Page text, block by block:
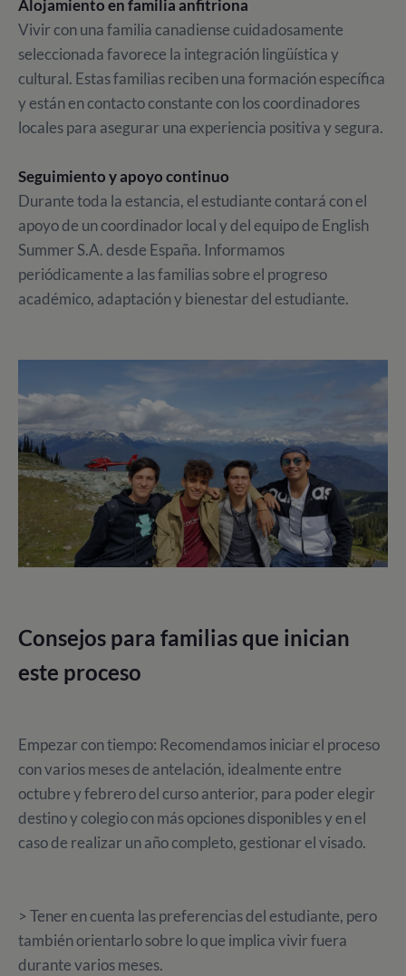
Alojamiento en familia anfitriona
Vivir con una familia canadiense cuidadosamente
seleccionada favorece la integración lingüística y
cultural. Estas familias reciben una formación específica
y están en contacto constante con los coordinadores
locales para asegurar una experiencia positiva y segura.
Seguimiento y apoyo continuo
Durante toda la estancia, el estudiante contará con el
apoyo de un coordinador local y del equipo de English
Summer S.A. desde España. Informamos
periódicamente a las familias sobre el progreso
académico, adaptación y bienestar del estudiante.
Consejos para familias que inician
este proceso
Empezar con tiempo: Recomendamos iniciar el proceso
con varios meses de antelación, idealmente entre
octubre y febrero del curso anterior, para poder elegir
destino y colegio con más opciones disponibles y en el
caso de realizar un año completo, gestionar el visado.
> Tener en cuenta las preferencias del estudiante, pero
también orientarlo sobre lo que implica vivir fuera
durante varios meses.